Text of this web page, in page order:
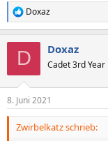
R
e
e
n
Doxaz
D Doxaz
Cadet 3rd Year
8. Juni 2021
Zwirbelkatz schrieb: